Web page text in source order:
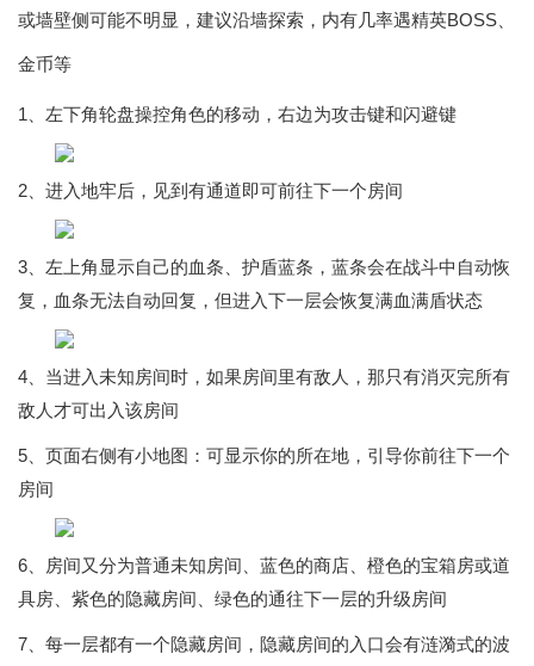
或墙壁侧可能不明显，建议沿墙探索，内有几率遇精英BOSS、
金币等
1、左下角轮盘操控角色的移动，右边为攻击键和闪避键
2、进入地牢后，见到有通道即可前往下一个房间
3、左上角显示自己的血条、护盾蓝条，蓝条会在战斗中自动恢
复，血条无法自动回复，但进入下一层会恢复满血满盾状态
4、当进入未知房间时，如果房间里有敌人，那只有消灭完所有
敌人才可出入该房间
5、页面右侧有小地图：可显示你的所在地，引导你前往下一个
房间
6、房间又分为普通未知房间、蓝色的商店、橙色的宝箱房或道
具房、紫色的隐藏房间、绿色的通往下一层的升级房间
7、每一层都有一个隐藏房间，隐藏房间的入口会有涟漪式的波